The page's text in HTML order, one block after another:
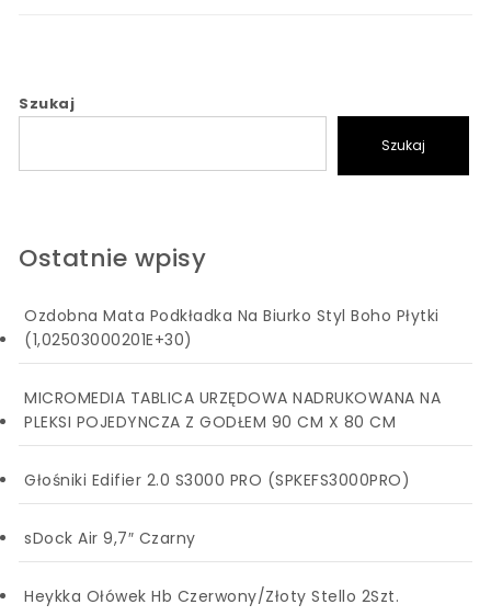
Szukaj
Szukaj
Ostatnie wpisy
Ozdobna Mata Podkładka Na Biurko Styl Boho Płytki
(1,02503000201E+30)
MICROMEDIA TABLICA URZĘDOWA NADRUKOWANA NA
PLEKSI POJEDYNCZA Z GODŁEM 90 CM X 80 CM
Głośniki Edifier 2.0 S3000 PRO (SPKEFS3000PRO)
sDock Air 9,7″ Czarny
Heykka Ołówek Hb Czerwony/Złoty Stello 2Szt.